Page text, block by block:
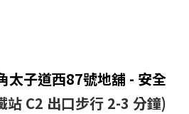
太子道西87號地舖 - 安全
站 C2 出口步行 2-3 分鐘)